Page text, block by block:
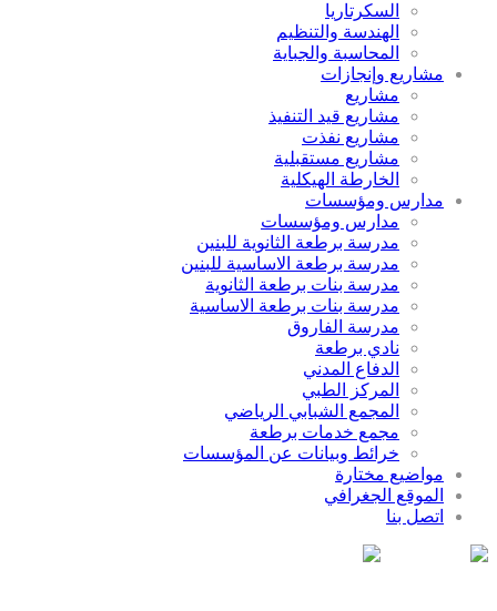
السكرتاريا
الهندسة والتنظيم
المحاسبة والجباية
مشاريع وإنجازات
مشاريع
مشاريع قيد التنفيذ
مشاريع نفذت
مشاريع مستقبلية
الخارطة الهيكلية
مدارس ومؤسسات
مدارس ومؤسسات
مدرسة برطعة الثانوية للبنين
مدرسة برطعة الاساسية للبنين
مدرسة بنات برطعة الثانوية
مدرسة بنات برطعة الاساسية
مدرسة الفاروق
نادي برطعة
الدفاع المدني
المركز الطبي
المجمع الشبابي الرياضي
مجمع خدمات برطعة
خرائط وبيانات عن المؤسسات
مواضيع مختارة
الموقع الجغرافي
اتصل بنا